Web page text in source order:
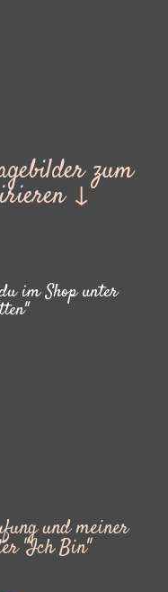
zum
↓
im Shop unter
und meiner
"Ich Bin"